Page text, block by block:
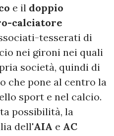
e il doppio
calciatore
tesserati di
nei gironi nei quali
società, quindi di
che pone al centro la
sport e nel calcio.
possibilità, la
dell'AIA e AC